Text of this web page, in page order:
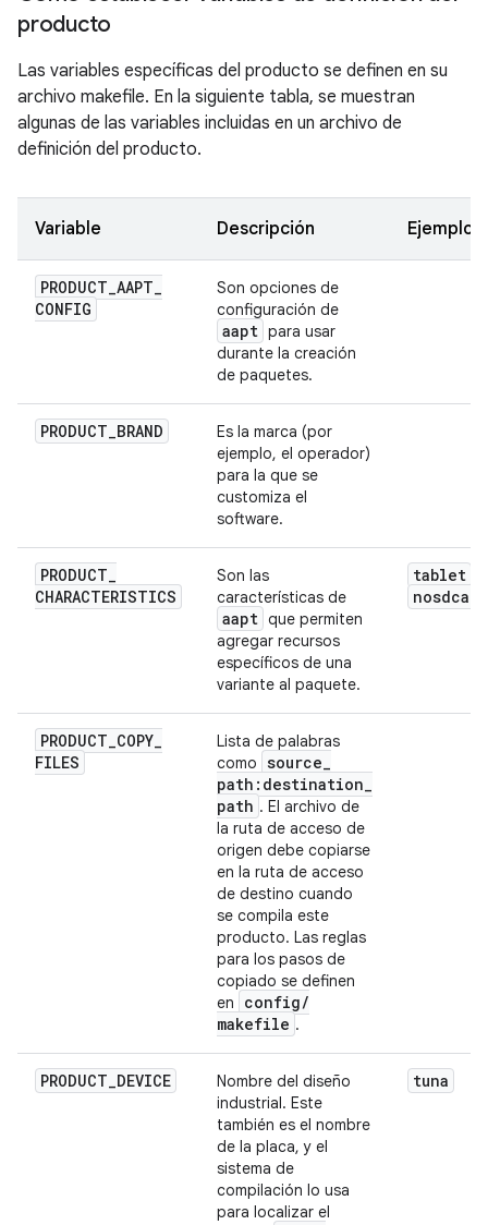
producto
Las variables específicas del producto se definen en su
archivo makefile. En la siguiente tabla, se muestran
algunas de las variables incluidas en un archivo de
definición del producto.
Variable Descripción Ejemplo
PRODUCT_AAPT_
CONFIG
Son opciones de
configuración de
aapt para usar
durante la creación
de paquetes.
PRODUCT_BRAND
Es la marca (por
ejemplo, el operador)
para la que se
customiza el
software.
PRODUCT_
CHARACTERISTICS
Son las
características de
aapt que permiten
agregar recursos
específicos de una
variante al paquete.
tablet
nosdcard
PRODUCT_COPY_
FILES
Lista de palabras
como source_
path:destination_
path . El archivo de
la ruta de acceso de
origen debe copiarse
en la ruta de acceso
de destino cuando
se compila este
producto. Las reglas
para los pasos de
copiado se definen
en
config/
makefile .
PRODUCT_DEVICE
Nombre del diseño
industrial. Este
también es el nombre
de la placa, y el
sistema de
compilación lo usa
para localizar el
tuna